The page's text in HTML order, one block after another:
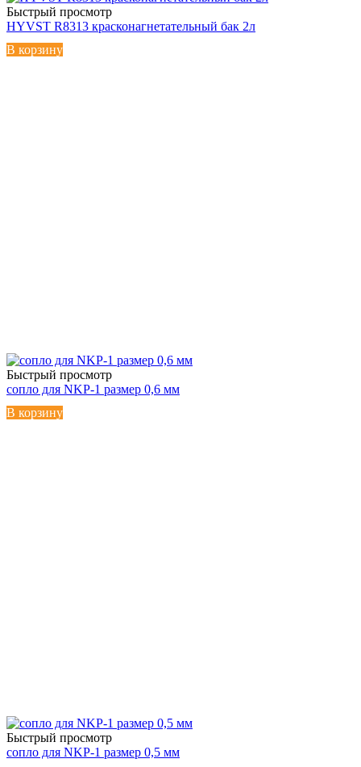
Быстрый просмотр
HYVST R8313 красконагнетательный бак 2л
В корзину
Быстрый просмотр
сопло для NKP-1 размер 0,6 мм
В корзину
Быстрый просмотр
сопло для NKP-1 размер 0,5 мм